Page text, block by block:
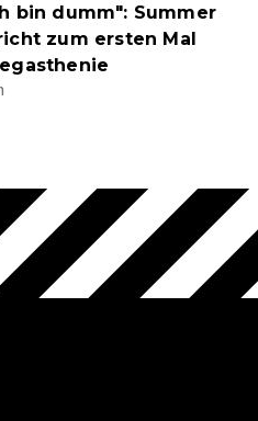
bin dumm": Summer
zum ersten Mal